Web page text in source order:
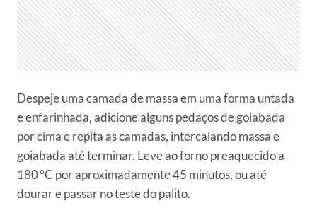
Despeje uma camada de massa em uma forma untada
e enfarinhada, adicione alguns pedaços de goiabada
por cima e repita as camadas, intercalando massa e
goiabada até terminar. Leve ao forno preaquecido a
180 °C por aproximadamente 45 minutos, ou até
dourar e passar no teste do palito.